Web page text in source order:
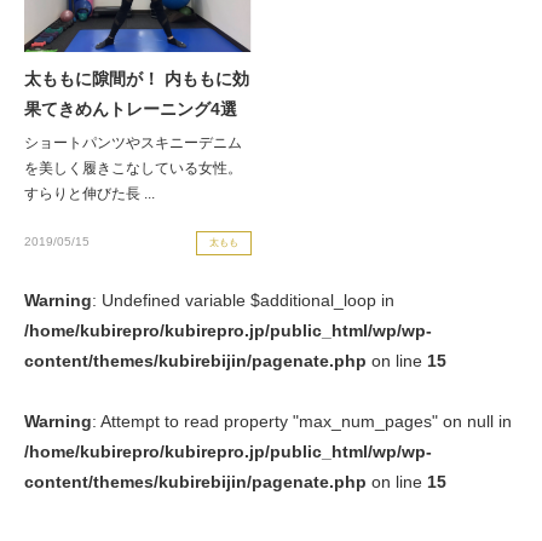
太ももに隙間が！ 内ももに効
果てきめんトレーニング4選
ショートパンツやスキニーデニム
を美しく履きこなしている女性。
すらりと伸びた長 ...
2019/05/15 太もも
Warning: Undefined variable $additional_loop in
/home/kubirepro/kubirepro.jp/public_html/wp/wp-
content/themes/kubirebijin/pagenate.php on line 15
Warning: Attempt to read property "max_num_pages" on null in
/home/kubirepro/kubirepro.jp/public_html/wp/wp-
content/themes/kubirebijin/pagenate.php on line 15